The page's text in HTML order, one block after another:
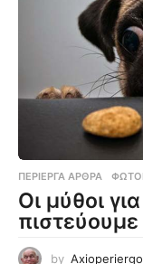
ΠΕΡΊΕΡΓΑ ΆΡΘΡΑ ,
Οι μύθοι
by